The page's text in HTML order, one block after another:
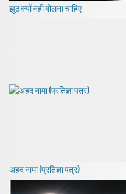
झूठ क्यों नहीं बोलना चाहिए
अहद नामा (प्रतिज्ञा पत्र)